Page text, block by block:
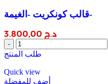
قالب كونكريت -الغيمة-
د.ج
قالب
كونكريت
quantity
طلب المنتج
Quick view
أضف للمفضلة